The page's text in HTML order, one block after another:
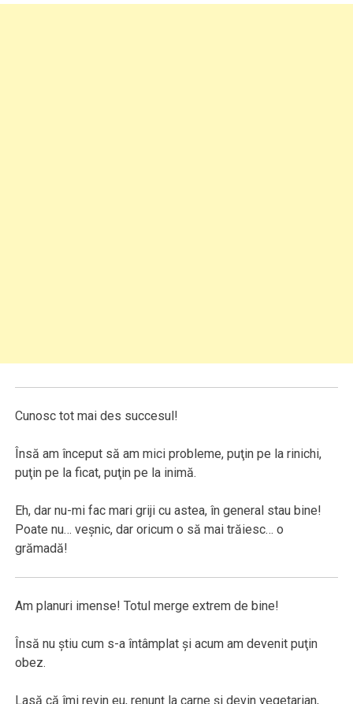
Cunosc tot mai des succesul!
Însă am început să am mici probleme, puţin pe la rinichi,
puţin pe la ficat, puţin pe la inimă.
Eh, dar nu-mi fac mari griji cu astea, în general stau bine!
Poate nu… veşnic, dar oricum o să mai trăiesc… o
grămadă!
Am planuri imense! Totul merge extrem de bine!
Însă nu ştiu cum s-a întâmplat şi acum am devenit puţin
obez.
Lasă că îmi revin eu, renunţ la carne şi devin vegetarian,